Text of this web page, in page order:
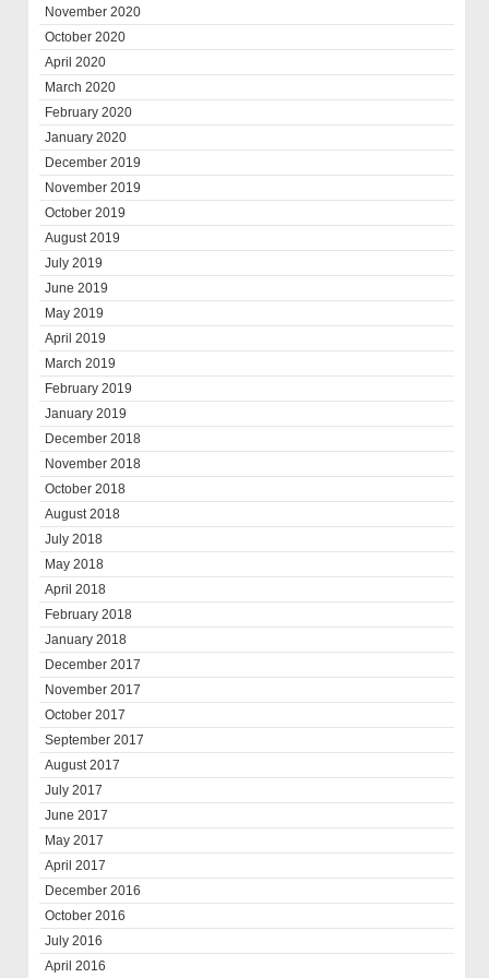
November 2020
October 2020
April 2020
March 2020
February 2020
January 2020
December 2019
November 2019
October 2019
August 2019
July 2019
June 2019
May 2019
April 2019
March 2019
February 2019
January 2019
December 2018
November 2018
October 2018
August 2018
July 2018
May 2018
April 2018
February 2018
January 2018
December 2017
November 2017
October 2017
September 2017
August 2017
July 2017
June 2017
May 2017
April 2017
December 2016
October 2016
July 2016
April 2016